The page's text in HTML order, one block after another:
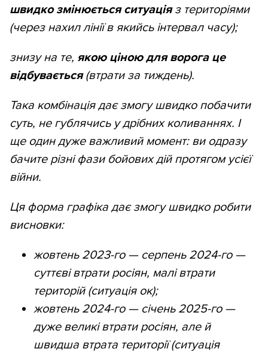
швидко змінюється ситуаціяз територіями
(через нахил лінії в якийсь інтервал часу);
знизу на те, якою ціною для ворога це
відбувається(втрати за тиждень).
Така комбінація дає змогу швидко побачити
суть, не гублячись у дрібних коливаннях. І
ще один дуже важливий момент: ви одразу
бачите різні фази бойових дій протягом усієї
війни.
Ця форма графіка дає змогу швидко робити
висновки:
жовтень 2023-го — серпень 2024-го —
суттєві втрати росіян, малі втрати
територій (ситуація ок);
жовтень 2024-го — січень 2025-го —
дуже великі втрати росіян, але й
швидша втрата території (ситуація